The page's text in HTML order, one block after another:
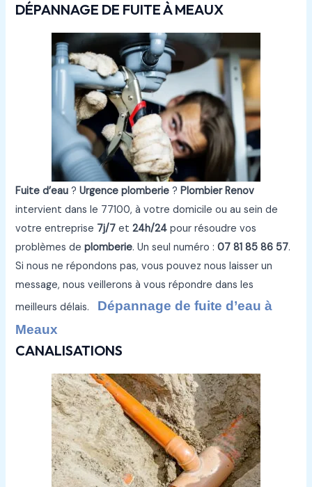
DÉPANNAGE DE FUITE À MEAUX
Fuite d’eau ?Urgence plomberie ?Plombier Renov
intervient dans le 77100, à votre domicile ou au sein de
votre entreprise 7j/7 et24h/24 pour résoudre vos
problèmes deplomberie. Un seul numéro :07 81 85 86 57.
Si nous ne répondons pas, vous pouvez nous laisser un
message, nous veillerons à vous répondre dans les
meilleurs délais. Dépannage de fuite d’eau à
Meaux
CANALISATIONS